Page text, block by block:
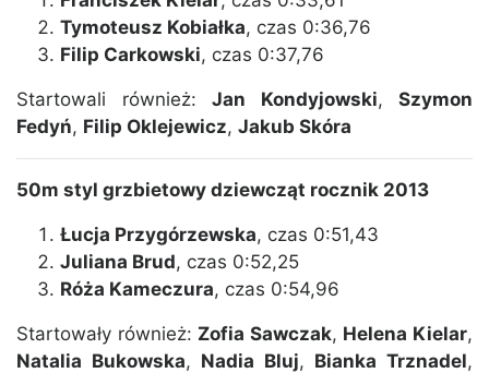
Tymoteusz Kobiałka, czas 0:36,76
Filip Carkowski, czas 0:37,76
Startowali również: Jan Kondyjowski, Szymon
Fedyń, Filip Oklejewicz, Jakub Skóra
50m styl grzbietowy dziewcząt rocznik 2013
Łucja Przygórzewska, czas 0:51,43
Juliana Brud, czas 0:52,25
Róża Kameczura, czas 0:54,96
Startowały również: Zofia Sawczak, Helena Kielar,
Natalia Bukowska, Nadia Bluj, Bianka Trznadel,